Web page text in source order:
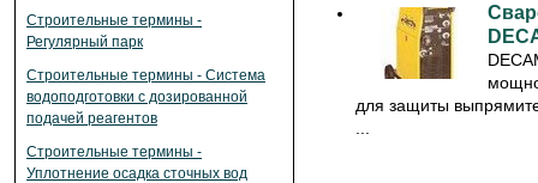
Строительные термины -
Регулярный парк
Строительные термины - Система
водоподготовки с дозированной
подачей реагентов
Строительные термины -
Уплотнение осадка сточных вод
для защиты